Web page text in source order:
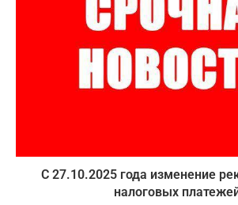
С 27.10.2025 года изменение
налоговых